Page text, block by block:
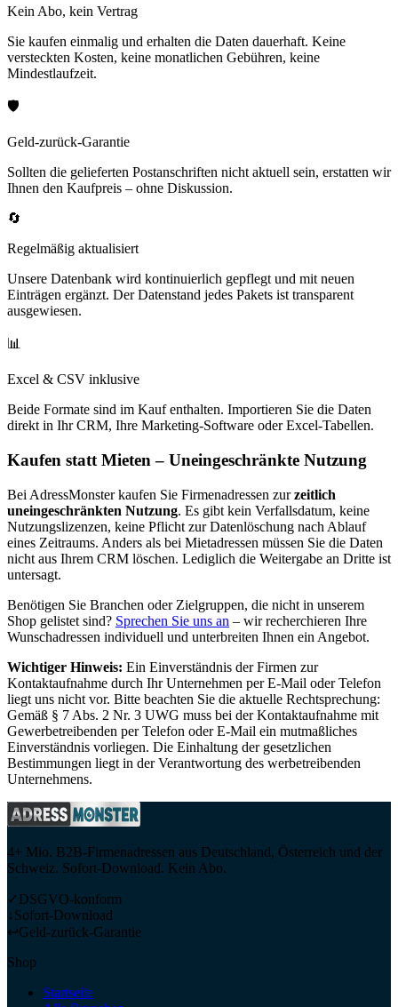
Kein Abo, kein Vertrag
Sie kaufen einmalig und erhalten die Daten dauerhaft. Keine
versteckten Kosten, keine monatlichen Gebühren, keine
Mindestlaufzeit.
🛡️
Geld-zurück-Garantie
Sollten die gelieferten Postanschriften nicht aktuell sein, erstatten wir
Ihnen den Kaufpreis – ohne Diskussion.
🔄
Regelmäßig aktualisiert
Unsere Datenbank wird kontinuierlich gepflegt und mit neuen
Einträgen ergänzt. Der Datenstand jedes Pakets ist transparent
ausgewiesen.
📊
Excel & CSV inklusive
Beide Formate sind im Kauf enthalten. Importieren Sie die Daten
direkt in Ihr CRM, Ihre Marketing-Software oder Excel-Tabellen.
Kaufen statt Mieten – Uneingeschränkte Nutzung
Bei AdressMonster kaufen Sie Firmenadressen zur zeitlich
uneingeschränkten Nutzung. Es gibt kein Verfallsdatum, keine
Nutzungslizenzen, keine Pflicht zur Datenlöschung nach Ablauf
eines Zeitraums. Anders als bei Mietadressen müssen Sie die Daten
nicht aus Ihrem CRM löschen. Lediglich die Weitergabe an Dritte ist
untersagt.
Benötigen Sie Branchen oder Zielgruppen, die nicht in unserem
Shop gelistet sind? Sprechen Sie uns an – wir recherchieren Ihre
Wunschadressen individuell und unterbreiten Ihnen ein Angebot.
Wichtiger Hinweis: Ein Einverständnis der Firmen zur
Kontaktaufnahme durch Ihr Unternehmen per E-Mail oder Telefon
liegt uns nicht vor. Bitte beachten Sie die aktuelle Rechtsprechung:
Gemäß § 7 Abs. 2 Nr. 3 UWG muss bei der Kontaktaufnahme mit
Gewerbetreibenden per Telefon oder E-Mail ein mutmaßliches
Einverständnis vorliegen. Die Einhaltung der gesetzlichen
Bestimmungen liegt in der Verantwortung des werbetreibenden
Unternehmens.
4+ Mio. B2B-Firmenadressen aus Deutschland, Österreich und der
Schweiz. Sofort-Download. Kein Abo.
✓ DSGVO-konform
↓Sofort-Download
↩Geld-zurück-Garantie
Shop
Startseite